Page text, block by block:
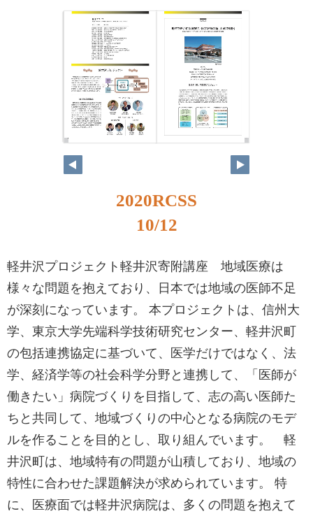
2020RCSS
10/12
軽井沢プロジェクト軽井沢寄附講座 地域医療は
様々な問題を抱えており、日本では地域の医師不足
が深刻になっています。 本プロジェクトは、信州大
学、東京大学先端科学技術研究センター、軽井沢町
の包括連携協定に基づいて、医学だけではなく、法
学、経済学等の社会科学分野と連携して、「医師が
働きたい」病院づくりを目指して、志の高い医師た
ちと共同して、地域づくりの中心となる病院のモデ
ルを作ることを目的とし、取り組んでいます。 軽
井沢町は、地域特有の問題が山積しており、地域の
特性に合わせた課題解決が求められています。 特
に、医療面では軽井沢病院は、多くの問題を抱えて